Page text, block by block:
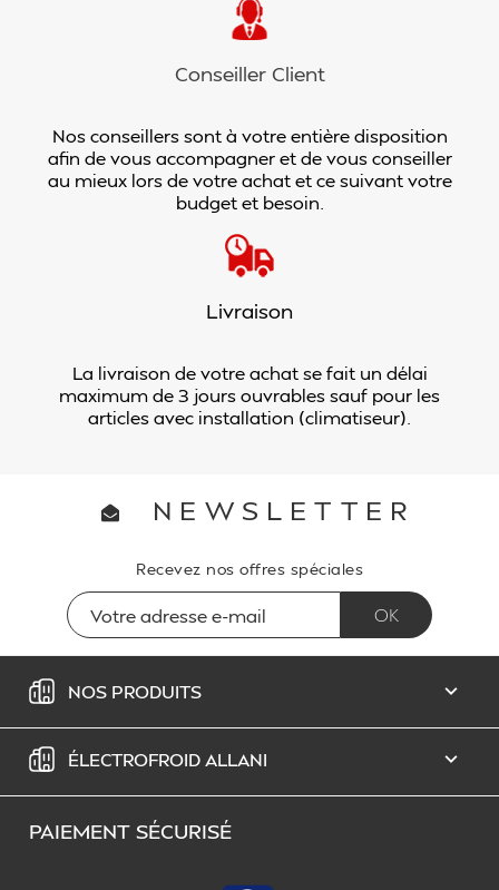
Conseiller Client
Nos conseillers sont à votre entière disposition
afin de vous accompagner et de vous conseiller
au mieux lors de votre achat et ce suivant votre
budget et besoin.
Livraison
La livraison de votre achat se fait un délai
maximum de 3 jours ouvrables sauf pour les
articles avec installation (climatiseur).
NEWSLETTER
Recevez nos offres spéciales
NOS PRODUITS 
ÉLECTROFROID ALLANI 
PAIEMENT SÉCURISÉ